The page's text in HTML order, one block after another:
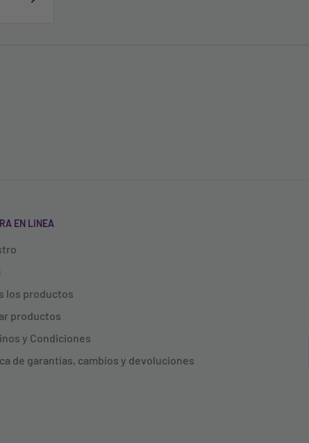
EN LINEA
los productos
productos
y Condiciones
de garantías, cambios y devoluciones